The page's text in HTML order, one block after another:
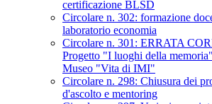
certificazione BLSD
Circolare n. 302: formazione
laboratorio economia
Circolare n. 301: ERRATA
Progetto "I luoghi della
Museo "Vita di IMI"
Circolare n. 298: Chiusura dei
d'ascolto e mentoring